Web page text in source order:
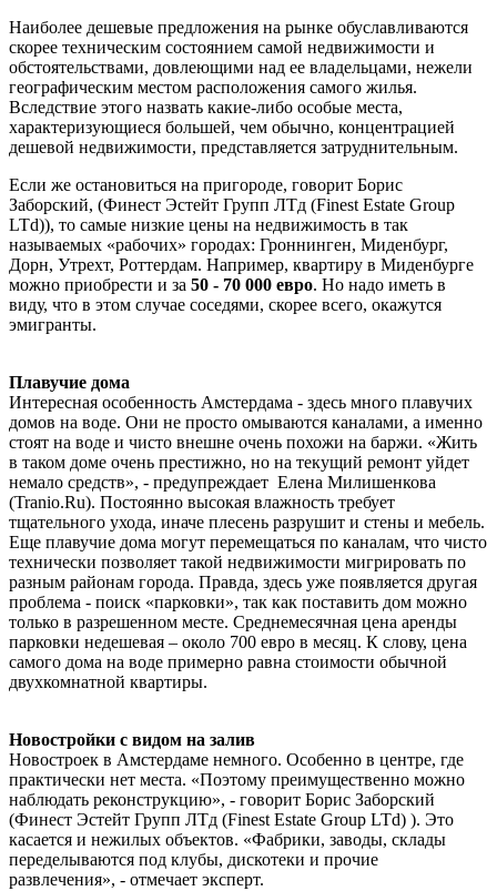
Наиболее дешевые предложения на рынке обуславливаются
скорее техническим состоянием самой недвижимости и
обстоятельствами, довлеющими над ее владельцами, нежели
географическим местом расположения самого жилья.
Вследствие этого назвать какие-либо особые места,
характеризующиеся большей, чем обычно, концентрацией
дешевой недвижимости, представляется затруднительным.
Если же остановиться на пригороде, говорит Борис
Заборский, (Финест Эстейт Групп ЛТд (Finest Estate Group
LTd)), то самые низкие цены на недвижимость в так
называемых «рабочих» городах: Гроннинген, Миденбург,
Дорн, Утрехт, Роттердам. Например, квартиру в Миденбурге
можно приобрести и за 50 - 70 000 евро. Но надо иметь в
виду, что в этом случае соседями, скорее всего, окажутся
эмигранты.
Плавучие дома
Интересная особенность Амстердама - здесь много плавучих
домов на воде. Они не просто омываются каналами, а именно
стоят на воде и чисто внешне очень похожи на баржи. «Жить
в таком доме очень престижно, но на текущий ремонт уйдет
немало средств», - предупреждает Елена Милишенкова
(Tranio.Ru). Постоянно высокая влажность требует
тщательного ухода, иначе плесень разрушит и стены и мебель.
Еще плавучие дома могут перемещаться по каналам, что чисто
технически позволяет такой недвижимости мигрировать по
разным районам города. Правда, здесь уже появляется другая
проблема - поиск «парковки», так как поставить дом можно
только в разрешенном месте. Среднемесячная цена аренды
парковки недешевая – около 700 евро в месяц. К слову, цена
самого дома на воде примерно равна стоимости обычной
двухкомнатной квартиры.
Новостройки с видом на залив
Новостроек в Амстердаме немного. Особенно в центре, где
практически нет места. «Поэтому преимущественно можно
наблюдать реконструкцию», - говорит Борис Заборский
(Финест Эстейт Групп ЛТд (Finest Estate Group LTd) ). Это
касается и нежилых объектов. «Фабрики, заводы, склады
переделываются под клубы, дискотеки и прочие
развлечения», - отмечает эксперт.